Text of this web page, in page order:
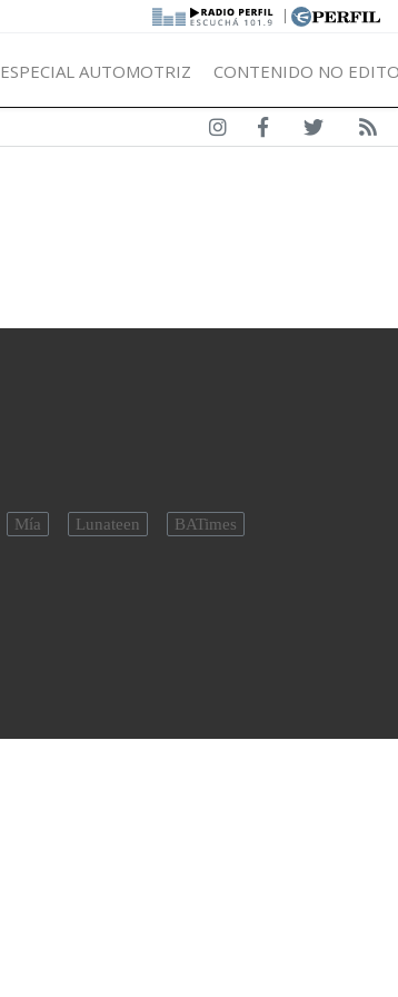
|
ESPECIAL AUTOMOTRIZ CONTENIDO NO
Mía Lunateen BATimes